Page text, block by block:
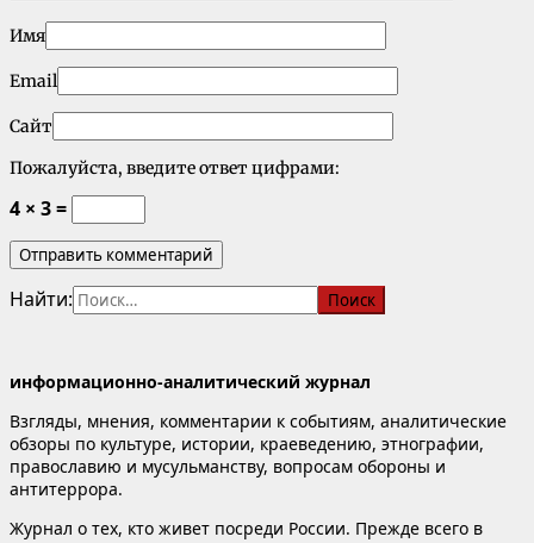
Имя
Email
Сайт
Пожалуйста, введите ответ цифрами:
4 × 3 =
Найти:
информационно-аналитический журнал
Взгляды, мнения, комментарии к событиям, аналитические
обзоры по культуре, истории, краеведению, этнографии,
православию и мусульманству, вопросам обороны и
антитеррора.
Журнал о тех, кто живет посреди России. Прежде всего в